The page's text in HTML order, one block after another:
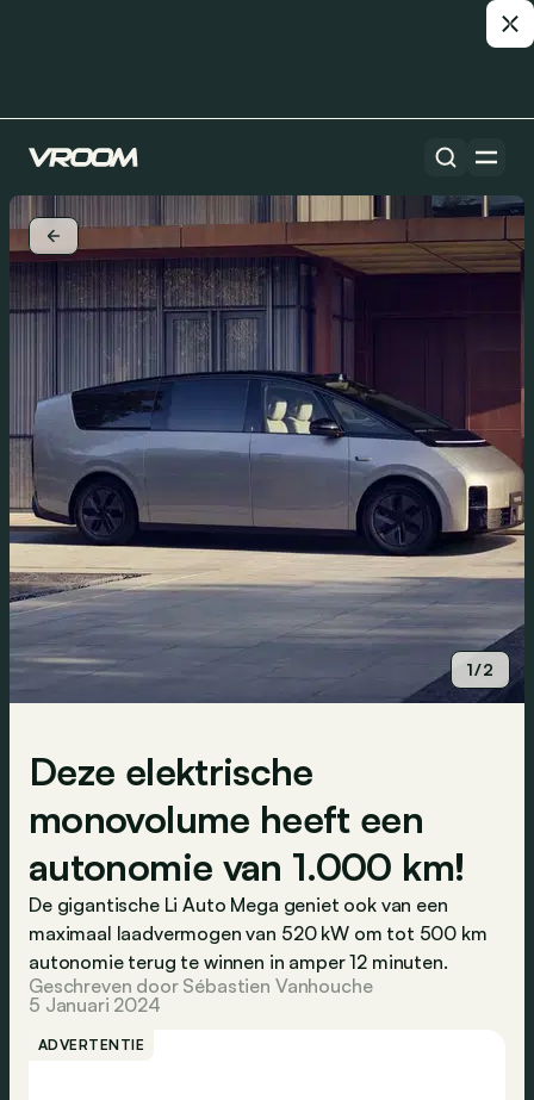
1/2
Deze elektrische
monovolume heeft een
autonomie van 1.000 km!
De gigantische Li Auto Mega geniet ook van een
maximaal laadvermogen van 520 kW om tot 500 km
autonomie terug te winnen in amper 12 minuten.
Geschreven door Sébastien Vanhouche
5 Januari 2024
ADVERTENTIE